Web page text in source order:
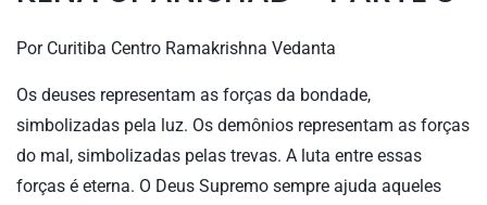
Por Curitiba Centro Ramakrishna Vedanta
Os deuses representam as forças da bondade,
simbolizadas pela luz. Os demônios representam as forças
do mal, simbolizadas pelas trevas. A luta entre essas
forças é eterna. O Deus Supremo sempre ajuda aqueles